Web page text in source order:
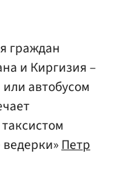
граждан
и Киргизия –
автобусом
Петр